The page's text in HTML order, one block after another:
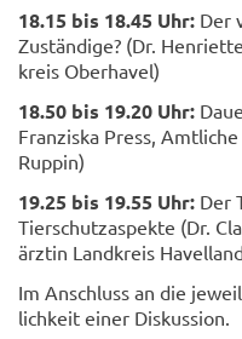
18.15 bis 18.45 Uhr: Der
Zu­stän­di­ge? (Dr.
kreis Ober­ha­vel)
18.50 bis 19.20 Uhr:
Fran­zis­ka Press,
Ruppin)
19.25 bis 19.55 Uhr: Der
Tier­schutz­aspek­te (Dr.
ärz­tin Land­kreis
Im An­schluss an die
lich­keit einer Dis­kus­si­on.